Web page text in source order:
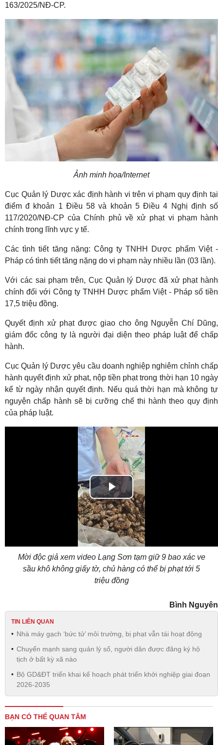
163/2025/NĐ-CP.
Ảnh minh họa/Internet
Cục Quản lý Dược xác định hành vi trên vi phạm quy định tại
điểm đ khoản 1 Điều 58 và khoản 5 Điều 4 Nghị định số
117/2020/NĐ-CP của Chính phủ về xử phạt vi phạm hành
chính trong lĩnh vực y tế.
Các tình tiết tăng nặng: Công ty TNHH Dược phẩm Việt -
Pháp có tình tiết tăng nặng do vi phạm này nhiều lần (03 lần).
Với các sai phạm trên, Cục Quản lý Dược đã xử phạt hành
chính đối với Công ty TNHH Dược phẩm Việt - Pháp số tiền
17,5 triệu đồng.
Quyết định xử phạt được giao cho ông Nguyễn Chí Dũng,
giám đốc công ty là người đại diện theo pháp luật để chấp
hành.
Cục Quản lý Dược yêu cầu doanh nghiệp nghiêm chỉnh chấp
hành quyết định xử phạt, nộp tiền phạt trong thời hạn 10 ngày
kể từ ngày nhận quyết định. Nếu quá thời hạn mà không tự
nguyện chấp hành sẽ bị cưỡng chế thi hành theo quy định
của pháp luật.
Play
Video
Mời độc giả xem video Lạng Sơn tạm giữ 9 bao xác ve
sầu khô không giấy tờ, chủ hàng có thể bị phạt tới 5
triệu đồng
Bình Nguyên
TIN LIÊN QUAN
Nhà máy gạch ‘bức tử’ môi trường, bị phạt vẫn tái hoạt động
Chuyển mạnh sang quản lý số, người dân được đăng ký hộ
tịch ở bất kỳ xã nào
Bộ GD&ĐT triển khai kế hoạch phát triển khởi nghiệp giai đoạn
2026-2035
BẠN CÓ THỂ QUAN TÂM